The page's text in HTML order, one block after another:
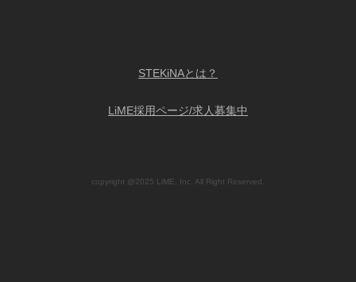
STEKiNAとは？
LiME採用ページ/求人募集中
copyright @2025 LiME, Inc. All Right Reserved.